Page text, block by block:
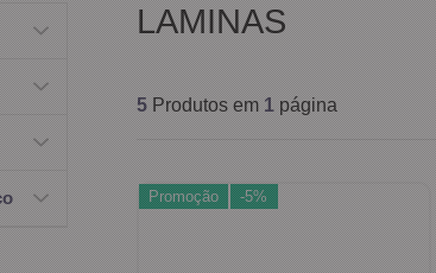
Atendimento Online
LAMINAS
5 Produtos em 1 página
Promoção -5%